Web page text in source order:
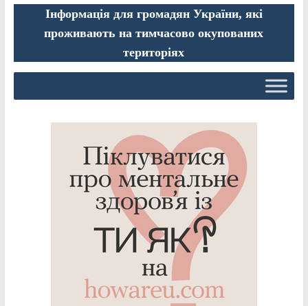
Інформація для громадян України, які
проживають на тимчасово окупованих
територіях